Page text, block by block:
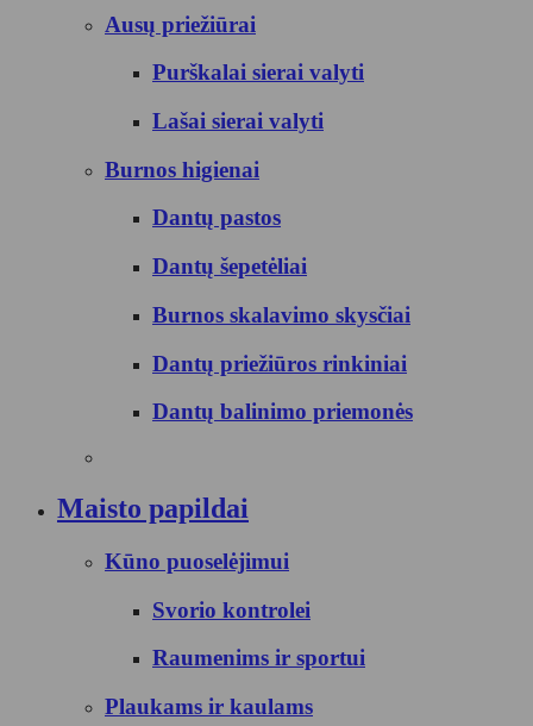
Ausų priežiūrai
Purškalai sierai valyti
Lašai sierai valyti
Burnos higienai
Dantų pastos
Dantų šepetėliai
Burnos skalavimo skysčiai
Dantų priežiūros rinkiniai
Dantų balinimo priemonės
Maisto papildai
Kūno puoselėjimui
Svorio kontrolei
Raumenims ir sportui
Plaukams ir kaulams